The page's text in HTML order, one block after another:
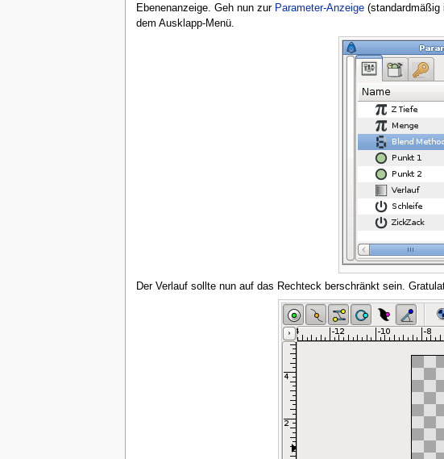
Ebenenanzeige. Geh nun zur Parameter-Anzeige(standardmäßig
dem Ausklapp-Menü.
Der Verlauf sollte nun auf das Rechteck berschränkt sein.